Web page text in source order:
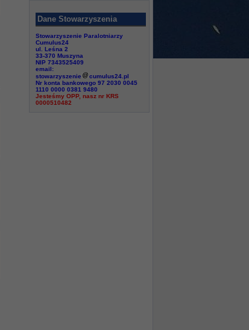
Dane Stowarzyszenia
Stowarzyszenie Paralotniarzy
Cumulus24
ul. Leśna 2
33-370 Muszyna
NIP 7343525409
email:
stowarzyszenie
cumulus24.pl
Nr konta bankowego 97 2030 0045
1110 0000 0381 9480
Jesteśmy OPP, nasz nr KRS
0000510482